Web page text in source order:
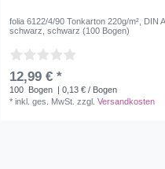
folia 6122/4/90 Tonkarton 220g/m², DIN
schwarz, schwarz (100 Bogen)
12,99 € *
100 Bogen | 0,13 € / Bogen
*inkl. ges. MwSt. zzgl.Versandkosten